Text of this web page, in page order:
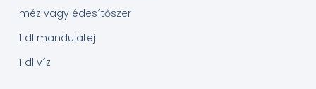
méz vagy édesítőszer
1 dl mandulatej
1 dl víz